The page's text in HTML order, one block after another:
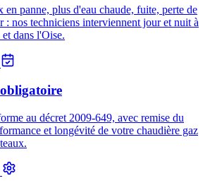
en panne, plus d'eau chaude, fuite, perte de
: nos techniciens interviennent jour et nuit à
dans l'Oise.
au décret 2009-649, avec remise du
et longévité de votre chaudière gaz